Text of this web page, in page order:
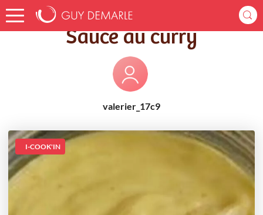
Accueil Recettes Sauce au curry
Sauce au curry
valerier_17c9
I-COOK'IN